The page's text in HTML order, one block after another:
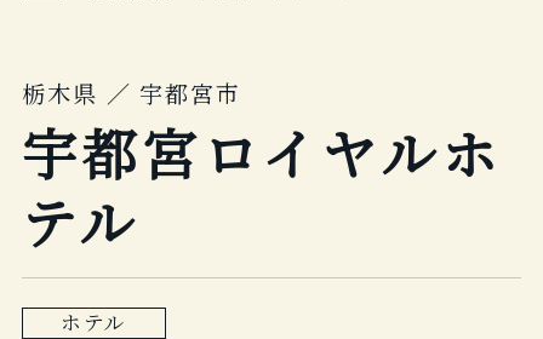
栃木県 ／ 宇都宮市
宇都宮ロイヤルホ
テル
ホテル